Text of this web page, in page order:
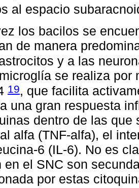
al espacio
los bacilos se
de manera
y a las
se realiza por
19, que facilita
una gran respuesta
dentro de las
alfa (TNF-alfa), el
6 (IL-6). No es
en el SNC son
por estas